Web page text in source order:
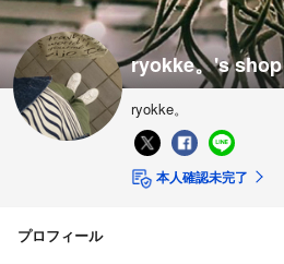
ryokke。's shop
ryokke。
本人確認未完了
プロフィール